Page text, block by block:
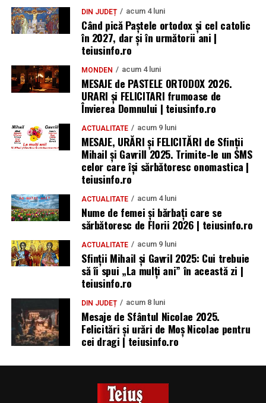
DIN JUDEȚ acum 4 luni
Când pică Paștele ortodox și cel catolic
în 2027, dar și în următorii ani |
teiusinfo.ro
MONDEN acum 4 luni
MESAJE de PASTELE ORTODOX 2026.
URARI și FELICITARI frumoase de
Învierea Domnului | teiusinfo.ro
ACTUALITATE acum 9 luni
MESAJE, URĂRI și FELICITĂRI de Sfinții
Mihail și Gavrill 2025. Trimite-le un SMS
celor care își sărbătoresc onomastica |
teiusinfo.ro
ACTUALITATE acum 4 luni
Nume de femei și bărbați care se
sărbătoresc de Florii 2026 | teiusinfo.ro
ACTUALITATE acum 9 luni
Sfinții Mihail și Gavril 2025: Cui trebuie
să îi spui „La mulţi ani” în această zi |
teiusinfo.ro
DIN JUDEȚ acum 8 luni
Mesaje de Sfântul Nicolae 2025.
Felicitări și urări de Moș Nicolae pentru
cei dragi | teiusinfo.ro